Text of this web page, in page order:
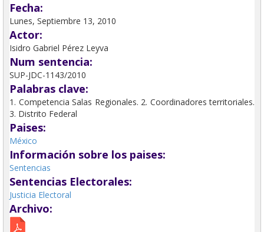
Fecha:
Lunes, Septiembre 13, 2010
Actor:
Isidro Gabriel Pérez Leyva
Num sentencia:
SUP-JDC-1143/2010
Palabras clave:
1. Competencia Salas Regionales. 2. Coordinadores territoriales.
3. Distrito Federal
Paises:
México
Información sobre los paises:
Sentencias
Sentencias Electorales:
Justicia Electoral
Archivo: